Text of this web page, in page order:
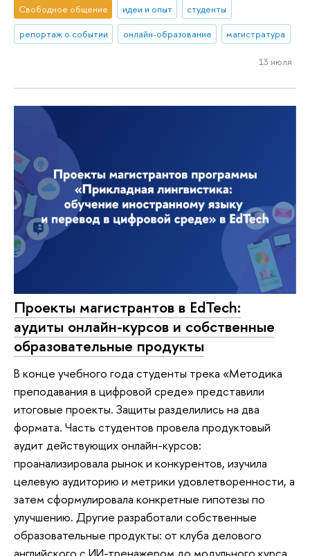
Свободное общение идеи и опыт
студенты
репортаж о событии
онлайн-образование магистратура
13 июля
Проекты магистрантов в EdTech:
аудиты онлайн-курсов и собственные
образовательные продукты
В конце учебного года студенты трека «Методика
преподавания в цифровой среде» представили
итоговые проекты. Защиты разделились на два
формата. Часть студентов провела продуктовый
аудит действующих онлайн-курсов:
проанализировала рынок и конкурентов, изучила
целевую аудиторию и метрики удовлетворенности, а
затем сформулировала конкретные гипотезы по
улучшению. Другие разработали собственные
образовательные продукты: от клуба делового